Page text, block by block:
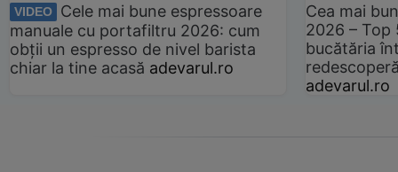
VIDEO
Cele mai bune espressoare
manuale cu portafiltru 2026: cum
obții un espresso de nivel barista
chiar la tine acasă adevarul.ro
Cea mai
2026 –
bucătăria
adevarul.ro